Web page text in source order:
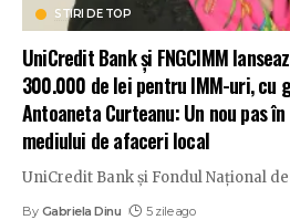
STIRI DE TOP
UniCredit Bank și FNGCIMM
300.000 de lei pentru IMM-uri, cu
Antoaneta Curteanu: Un nou pas
mediului de afaceri local
UniCredit Bank și Fondul Național
By Gabriela Dinu 5 zile ago